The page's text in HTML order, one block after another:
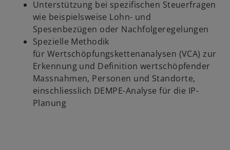
t
r
a
t
e
g
e
Unterstützung bei spezifischen Steuerfragen
wie beispielsweise Lohn- und
Spesenbezügen oder Nachfolgeregelungen
Spezielle Methodik
für Wertschöpfungskettenanalysen (VCA) zur
Erkennung und Definition wertschöpfender
Massnahmen, Personen und Standorte,
einschliesslich DEMPE-Analyse für die IP-
Planung